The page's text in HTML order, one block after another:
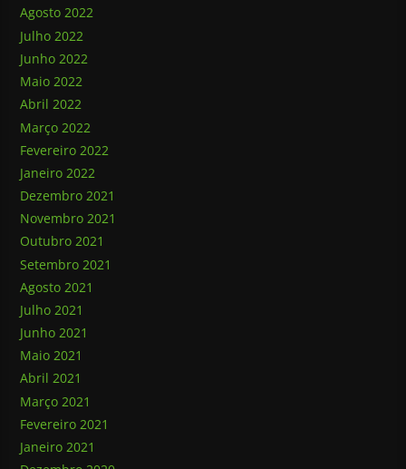
Agosto 2022
Julho 2022
Junho 2022
Maio 2022
Abril 2022
Março 2022
Fevereiro 2022
Janeiro 2022
Dezembro 2021
Novembro 2021
Outubro 2021
Setembro 2021
Agosto 2021
Julho 2021
Junho 2021
Maio 2021
Abril 2021
Março 2021
Fevereiro 2021
Janeiro 2021